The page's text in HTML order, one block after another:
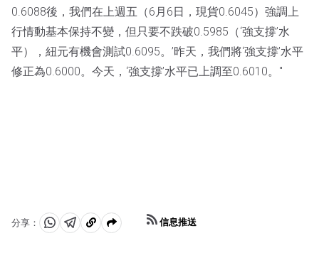
0.6088後，我們在上週五（6月6日，現貨0.6045）強調上
行情動基本保持不變，但只要不跌破0.5985（‘強支撐’水
平），紐元有機會測試0.6095。’昨天，我們將‘強支撐’水平
修正為0.6000。今天，‘強支撐’水平已上調至0.6010。"
分享：
分 分 複
信息推送